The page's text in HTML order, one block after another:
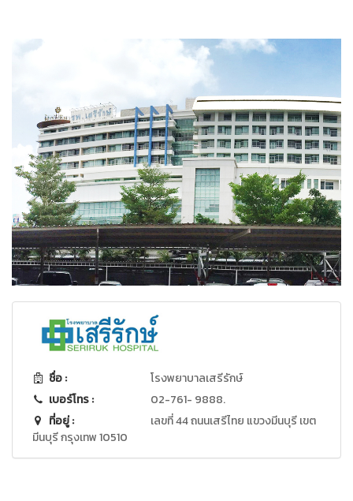
ชื่อ :
โรงพยาบาลเสรีรักษ์
เบอร์โทร :
02-761- 9888.
ที่อยู่ :
เลขที่ 44 ถนนเสรีไทย แขวงมีนบุรี เขต
มีนบุรี กรุงเทพ 10510